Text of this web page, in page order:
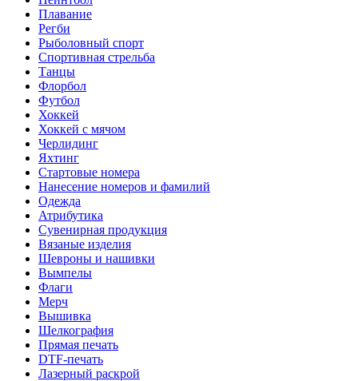
Плавание
Регби
Рыболовный спорт
Спортивная стрельба
Танцы
Флорбол
Футбол
Хоккей
Хоккей с мячом
Черлидинг
Яхтинг
Стартовые номера
Нанесение номеров и фамилий
Одежда
Атрибутика
Сувенирная продукция
Вязаные изделия
Шевроны и нашивки
Вымпелы
Флаги
Мерч
Вышивка
Шелкография
Прямая печать
DTF-печать
Лазерный раскрой